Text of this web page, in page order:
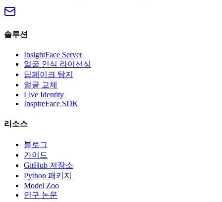
솔루션
InsightFace Server
얼굴 인식 라이선싱
딥페이크 탐지
얼굴 교체
Live Identity
InspireFace SDK
리소스
블로그
가이드
GitHub 저장소
Python 패키지
Model Zoo
연구 논문